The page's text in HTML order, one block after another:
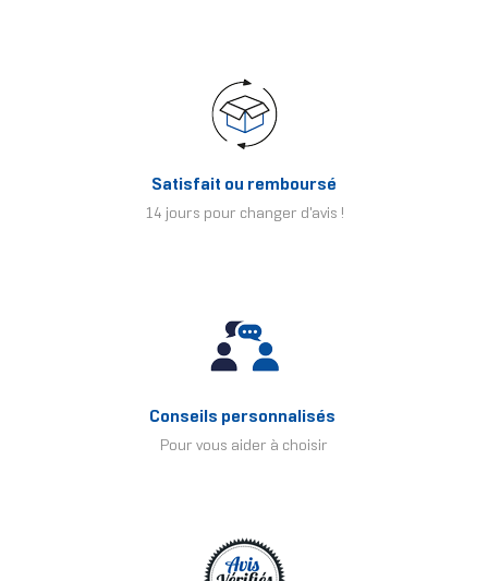
Satisfait ou remboursé
14 jours pour changer d'avis !
Conseils personnalisés
Pour vous aider à choisir